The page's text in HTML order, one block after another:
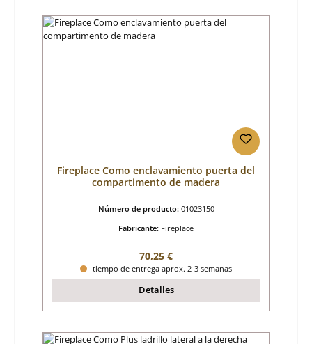
Fireplace Como enclavamiento puerta del
compartimento de madera
Número de producto: 01023150
Fabricante: Fireplace
Precio normal:
70,25 €
tiempo de entrega aprox. 2-3 semanas
Detalles